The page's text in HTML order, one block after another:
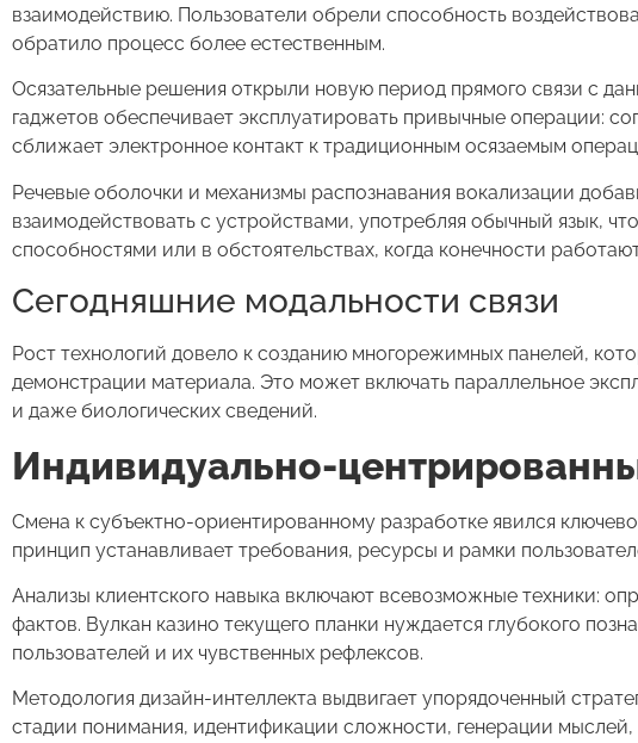
взаимодействию. Пользователи обрели способность
обратило процесс более естественным.
Осязательные решения открыли новую период прямого связи с
гаджетов обеспечивает эксплуатировать привычные операции:
сближает электронное контакт к традиционным осязаемым
Речевые оболочки и механизмы распознавания вокализации
взаимодействовать с устройствами, употребляя обычный язык,
способностями или в обстоятельствах, когда конечности
Сегодняшние модальности связи
Рост технологий довело к созданию многорежимных панелей,
демонстрации материала. Это может включать параллельное
и даже биологических сведений.
Индивидуально-
Смена к субъектно-ориентированному разработке явился
принцип устанавливает требования, ресурсы и рамки
Анализы клиентского навыка включают всевозможные техники:
фактов. Вулкан казино текущего планки нуждается глубокого
пользователей и их чувственных рефлексов.
Методология дизайн-интеллекта выдвигает упорядоченный
стадии понимания, идентификации сложности, генерации